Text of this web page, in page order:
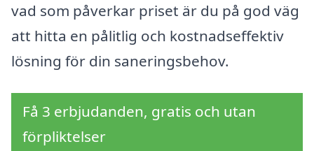
vad som påverkar priset är du på god väg
att hitta en pålitlig och kostnadseffektiv
lösning för din saneringsbehov.
Få 3 erbjudanden, gratis och utan
förpliktelser